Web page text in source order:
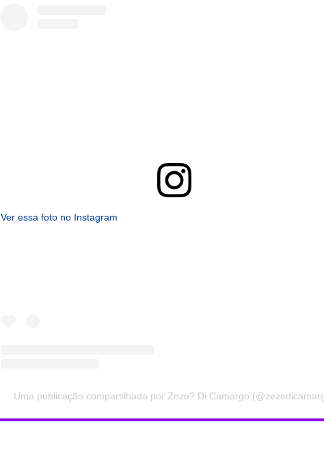
Ver essa foto no Instagram
Uma publicação compartilhada por Zeze? Di Camargo